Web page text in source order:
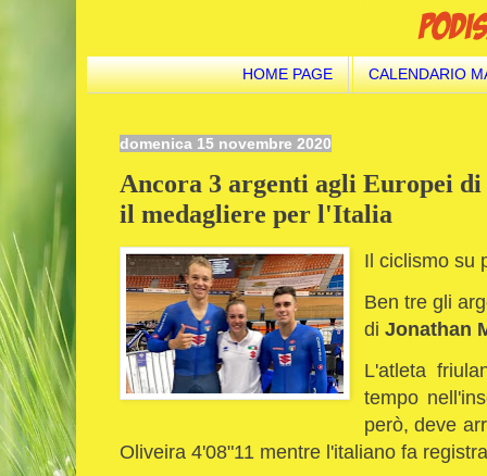
HOME PAGE CALENDARIO
domenica 15 novembre 2020
Ancora 3 argenti agli Europei di
il medagliere per l'Italia
Il ciclismo su
Ben tre gli
diJonathan
L'atleta
tempo
però, deve
Oliveira 4'08"11 mentre l'italiano fa